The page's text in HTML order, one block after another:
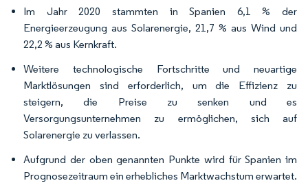
Im Jahr 2020 stammten in Spanien 6,1 % der
Energieerzeugung aus Solarenergie, 21,7 % aus Wind und
22,2 % aus Kernkraft.
Weitere technologische Fortschritte und neuartige
Marktlösungen sind erforderlich, um die Effizienz zu
steigern, die Preise zu senken und es
Versorgungsunternehmen zu ermöglichen, sich auf
Solarenergie zu verlassen.
Aufgrund der oben genannten Punkte wird für Spanien im
Prognosezeitraum ein erhebliches Marktwachstum erwartet.